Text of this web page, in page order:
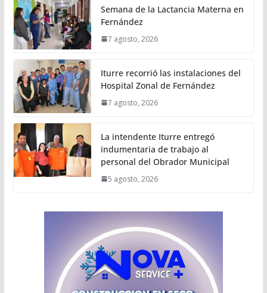
Semana de la Lactancia Materna en
Fernández
7 agosto, 2026
Iturre recorrió las instalaciones del
Hospital Zonal de Fernández
7 agosto, 2026
La intendente Iturre entregó
indumentaria de trabajo al
personal del Obrador Municipal
5 agosto, 2026